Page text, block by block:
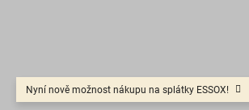
Nyní nově možnost nákupu na splátky ESSOX!